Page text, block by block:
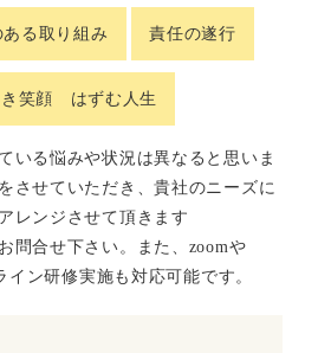
る取り組み 責任の遂行
き笑顔 はずむ人生
いる悩みや状況は異なると思いま
させていただき、貴社のニーズに
レンジさせて頂きます
問合せ下さい。また、zoomや
イン研修実施も対応可能です。